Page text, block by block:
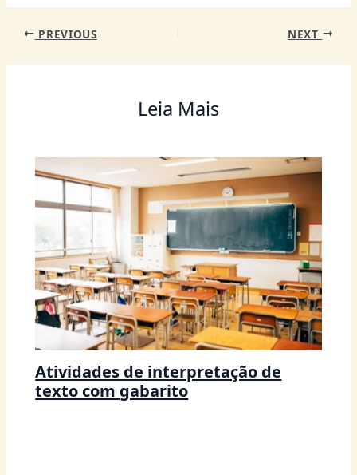
p
p
o
o
k
g
er
n m
PREVIOUS NEXT
Leia Mais
Atividades de interpretação de
texto com gabarito